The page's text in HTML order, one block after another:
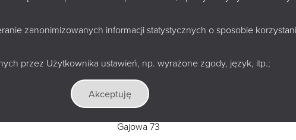
zanonimizowanych informacji statystycznych o sposobie
przez Użytkownika ustawień, np. wyrażone zgody, język, itp.;
Akceptuję
Gajowa 73